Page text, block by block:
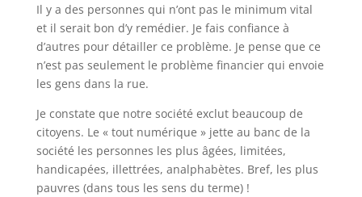
Il y a des personnes qui n’ont pas le minimum vital
et il serait bon d’y remédier. Je fais confiance à
d’autres pour détailler ce problème. Je pense que ce
n’est pas seulement le problème financier qui envoie
les gens dans la rue.
Je constate que notre société exclut beaucoup de
citoyens. Le « tout numérique » jette au banc de la
société les personnes les plus âgées, limitées,
handicapées, illettrées, analphabètes. Bref, les plus
pauvres (dans tous les sens du terme) !